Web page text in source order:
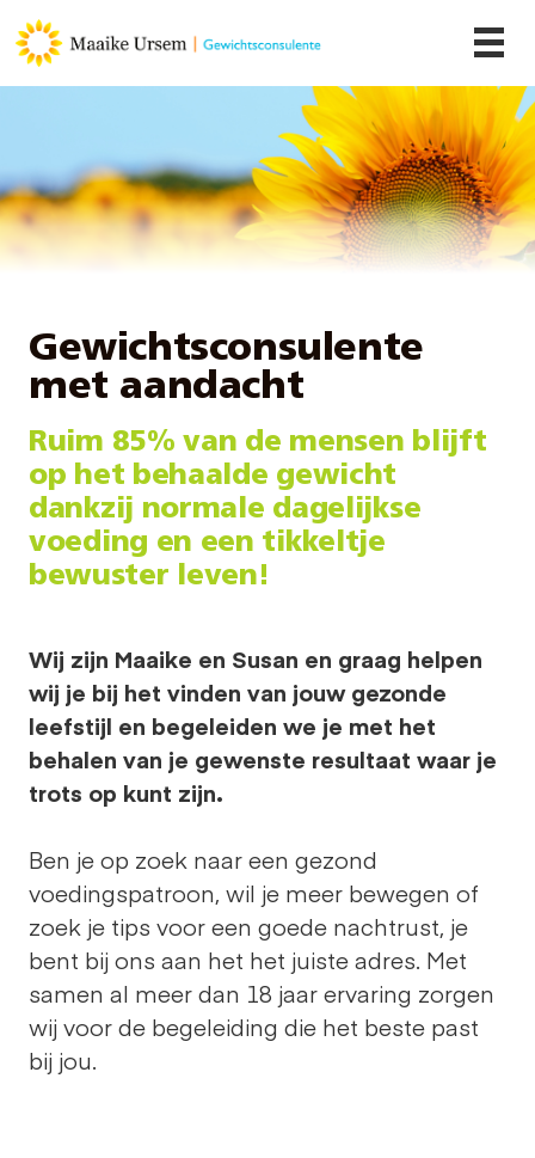
Gewichtsconsulente
met aandacht
Ruim 85% van de mensen blijft
op het behaalde gewicht
dankzij normale dagelijkse
voeding en een tikkeltje
bewuster leven!
Wij zijn Maaike en Susan en graag helpen
wij je bij het vinden van jouw gezonde
leefstijl en begeleiden we je met het
behalen van je gewenste resultaat waar je
trots op kunt zijn.
Ben je op zoek naar een gezond
voedingspatroon, wil je meer bewegen of
zoek je tips voor een goede nachtrust, je
bent bij ons aan het het juiste adres. Met
samen al meer dan 18 jaar ervaring zorgen
wij voor de begeleiding die het beste past
bij jou.